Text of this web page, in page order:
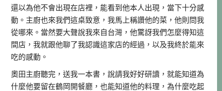
還以為他不會出現在店裡，能看到他本人出現，當下十分感
動。主廚也來我們這桌致意，我馬上稱讚他的菜，他則問我
從哪來。當然要大聲說我來自台灣，他驚訝我們怎麼得知這
間店，我就跟他聊了我認識這家店的經過，以及我終於能來
吃的感動。
奧田主廚聽完，送我一本書，說請我好好研讀，就能知道為
什麼他要留在鶴岡開餐廳，也能知道他的料理，為什麼吃起